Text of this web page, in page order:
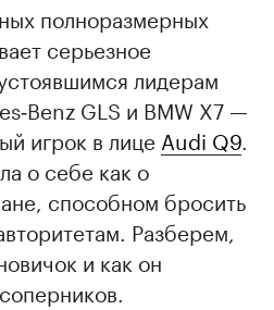
полноразмерных
серьезное
лидерам
GLS и BMW X7 —
игрок в лице Audi Q9.
о себе как о
способном бросить
Разберем,
и как он